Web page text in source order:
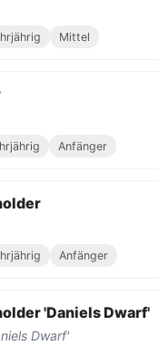
Mittel
Anfänger
Anfänger
'Daniels Dwarf'
Dwarf'